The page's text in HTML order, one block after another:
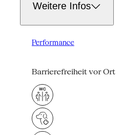
Weitere Infos
Performance
Barrierefreiheit vor Ort